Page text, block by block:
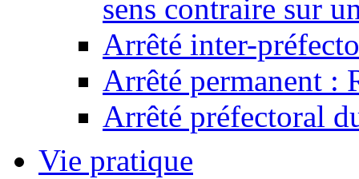
sens contraire sur
Arrêté inter-
Arrêté permanent :
Arrêté préfectoral
Vie pratique